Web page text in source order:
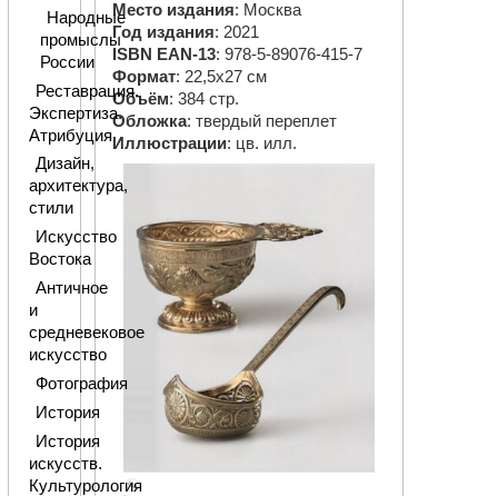
Место издания: Москва
Год издания: 2021
ISBN EAN-13: 978-5-89076-415-7
Формат: 22,5х27 см
Объём: 384 стр.
Обложка: твердый переплет
Иллюстрации: цв. илл.
Народные
промыслы
России
Реставрация.
Экспертиза.
Атрибуция
Дизайн,
архитектура,
стили
Искусство
Востока
Античное
и
средневековое
искусство
Фотография
История
История
искусств.
Культурология